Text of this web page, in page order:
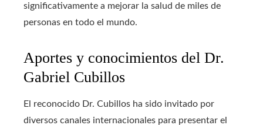
significativamente a mejorar la salud de miles de
personas en todo el mundo.
Aportes y conocimientos del Dr.
Gabriel Cubillos
El reconocido Dr. Cubillos ha sido invitado por
diversos canales internacionales para presentar el